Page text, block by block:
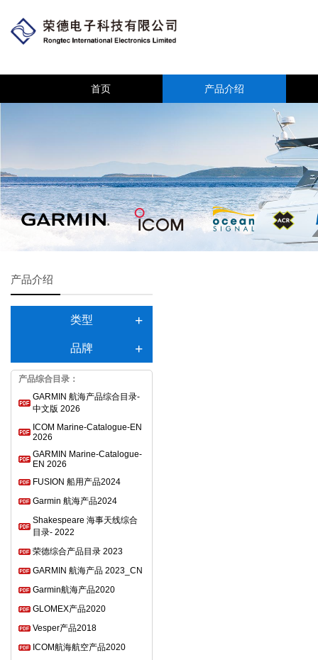
首页 产品介绍
产品介绍
类型
品牌
产品综合目录：
GARMIN 航海产品综合目录-
中文版 2026
ICOM Marine-Catalogue-EN
2026
GARMIN Marine-Catalogue-
EN 2026
FUSION 船用产品2024
Garmin 航海产品2024
Shakespeare 海事天线综合
目录- 2022
荣德综合产品目录 2023
GARMIN 航海产品 2023_CN
Garmin航海产品2020
GLOMEX产品2020
Vesper产品2018
ICOM航海航空产品2020